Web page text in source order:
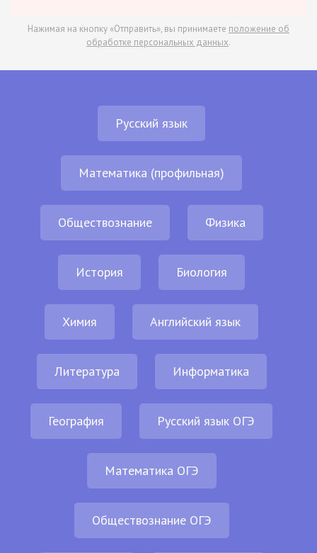
Нажимая на кнопку «Отправить», вы принимаете положение об
обработке персональных данных.
Русский язык
Математика (профильная)
Обществознание Физика
История Биология
Химия Английский язык
Литература Информатика
География Русский язык ОГЭ
Математика ОГЭ
Обществознание ОГЭ